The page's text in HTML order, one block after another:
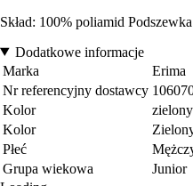
Skład: 100% poliamid Podszewka
Dodatkowe informacje
Marka
Erima
Nr referencyjny dostawcy
Kolor
Kolor
Płeć
Grupa wiekowa
Junior